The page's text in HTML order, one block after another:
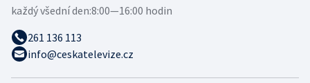
každý všední den:8:00—16:00 hodin
261 136 113
info@ceskatelevize.cz